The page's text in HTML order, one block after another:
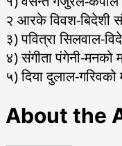
२ आरके विवश-बिदेशी
३) पवित्रा सिलवाल-
४) संगीता पंगेनी-मनको
५) दिया दुलाल-गरिवको
About the